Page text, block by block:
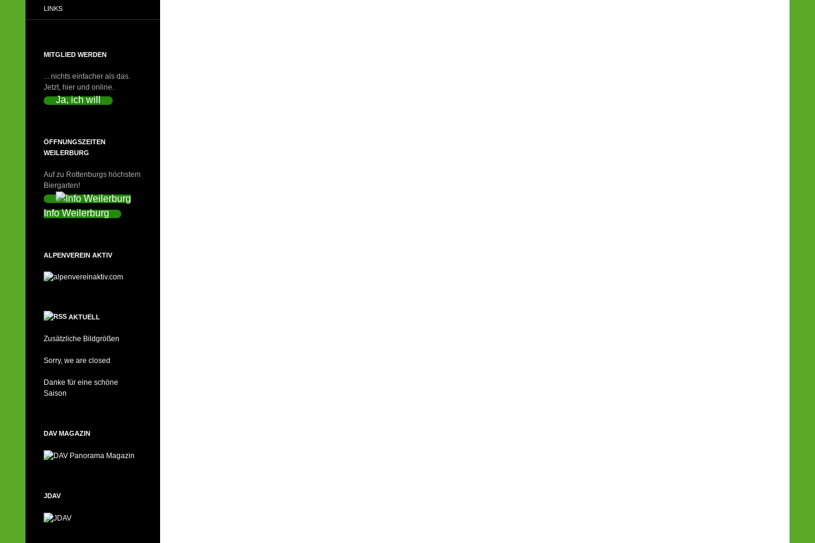
LINKS
MITGLIED WERDEN
... nichts einfacher als das.
Jetzt, hier und online.
Ja, ich will
ÖFFNUNGSZEITEN
WEILERBURG
Auf zu Rottenburgs höchstem
Biergarten!
Info Weilerburg
ALPENVEREIN AKTIV
AKTUELL
Zusätzliche Bildgrößen
Sorry, we are closed
Danke für eine schöne
Saison
DAV MAGAZIN
JDAV